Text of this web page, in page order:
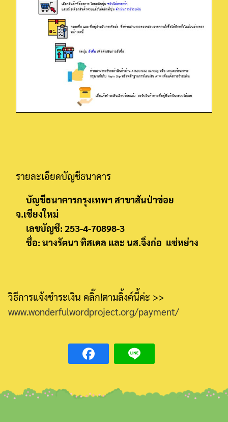
รายละเอียดบัญชีธนาคาร
บัญชีธนาคารกรุงเทพฯ สาขาสันป่าข่อย
จ.เชียงใหม่
เลขบัญชี: 253-4-70898-3
ชื่อ: นางรัตนา ทิสเดล และ นส.จิ่งก่อ แซ่หย่าง
วิธีการแจ้งชำระเงิน คลิ๊ก!ตามลิ้งค์นี้ค่ะ >>
www.wonderfulwordproject.org/payment/